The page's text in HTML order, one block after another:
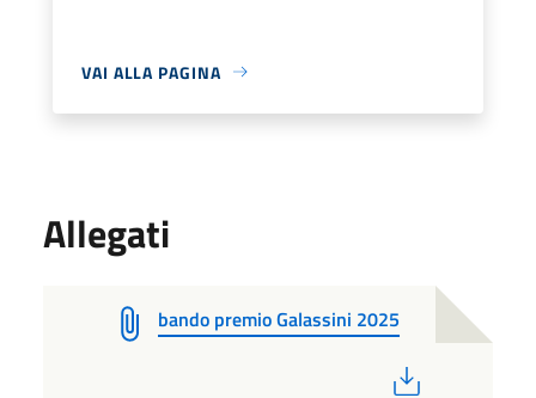
VAI ALLA PAGINA
Allegati
bando premio Galassini 2025